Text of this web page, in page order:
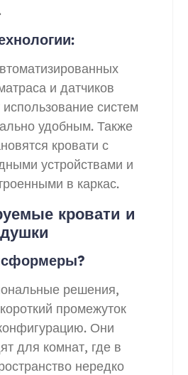
и датчиков
систем
удобным. Также
кровати с
устройствами и
в каркас.
кровати и
решения,
промежуток
Они
для комнат, где в
нередко